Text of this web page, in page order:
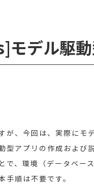
デル駆
が、今回は、実際にモ
型アプリの作成および
で、環境（データベー
順は不要です。